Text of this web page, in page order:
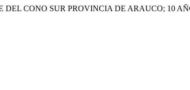
CONO SUR PROVINCIA DE ARAUCO; 10